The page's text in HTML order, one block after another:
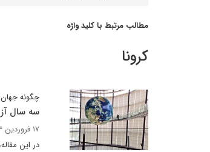
مطالب مرتبط با کلید واژه
کرونا
چگونه
سه سال
۱۷ فروردین ۱۴۰۴
در این